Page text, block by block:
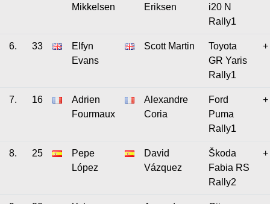
Mikkelsen
Eriksen
i20 N
Rally1
6. 33
Elfyn
Evans
Scott Martin
Toyota
GR Yaris
Rally1
+
7. 16
Adrien
Fourmaux
Alexandre
Coria
Ford
Puma
Rally1
+
8. 25
Pepe
López
David
Vázquez
Škoda
Fabia RS
Rally2
+